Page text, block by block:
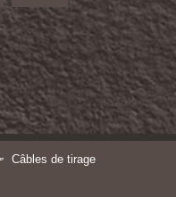
Câbles de tirage